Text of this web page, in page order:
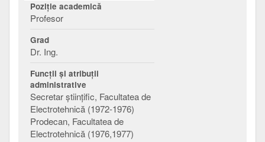
Poziţie academică
Profesor
Grad
Dr. Ing.
Funcţii şi atribuţii
administrative
Secretar ştiinţific, Facultatea de
Electrotehnică (1972-1976)
Prodecan, Facultatea de
Electrotehnică (1976,1977)